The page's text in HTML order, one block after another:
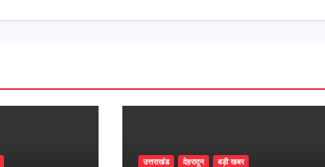
उत्तराखंड देहरादून बड़ी खबर